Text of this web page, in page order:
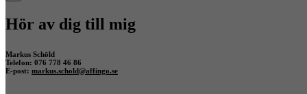
Hör av dig till mig
Markus Schöld
Telefon: 076 778 46 86
E-post: markus.schold@affingo.se